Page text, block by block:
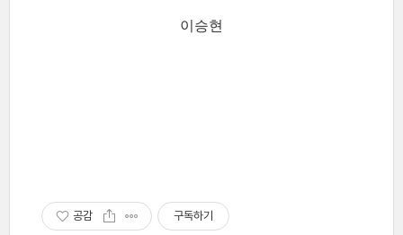
이승현
공감 구독하기